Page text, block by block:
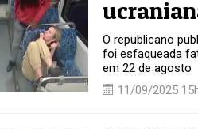
O republicano
foi esfaqueada
em 22 de agosto
11/09/2025